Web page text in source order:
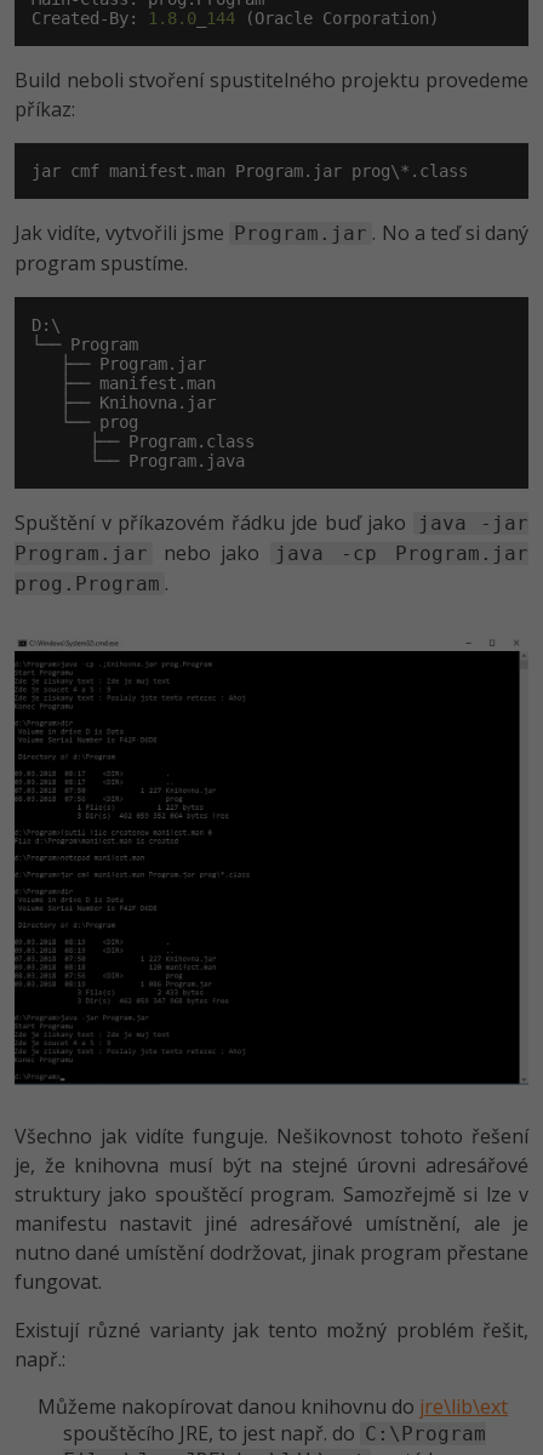
Created-By:
1.8.0 144 (Oracle Corporation)
Build neboli stvoření spustitelného projektu provedeme
příkaz:
jar cmf manifest.man Program.jar prog\*.class
Jak vidíte, vytvořili jsme Program.jar . No a teď si daný
program spustíme.
D:\
└── Program
   ├── Program.jar
   ├── manifest.man
   ├── Knihovna.jar
   └── prog
      ├── Program.class
      └── Program.java
Spuštění v příkazovém řádku jde buď jako
java -jar
Program.jar
nebo jako
java -cp Program.jar
prog.Program .
Všechno jak vidíte funguje. Nešikovnost tohoto řešení
je, že knihovna musí být na stejné úrovni adresářové
struktury jako spouštěcí program. Samozřejmě si lze v
manifestu nastavit jiné adresářové umístnění, ale je
nutno dané umístění dodržovat, jinak program přestane
fungovat.
Existují různé varianty jak tento možný problém řešit,
např.:
Můžeme nakopírovat danou knihovnu do jre\lib\ext
spouštěcího JRE, to jest např. do C:\Program